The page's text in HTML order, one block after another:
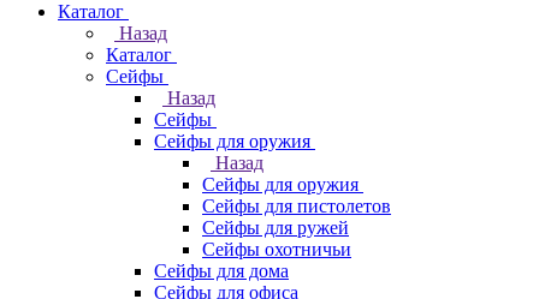
Каталог
Назад
Каталог
Cейфы
Назад
Cейфы
Cейфы для оружия
Назад
Cейфы для оружия
Сейфы для пистолетов
Сейфы для ружей
Сейфы охотничьи
Cейфы для дома
Cейфы для офиса